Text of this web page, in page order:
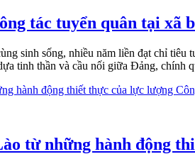
tác tuyển quân tại xã
sinh sống, nhiều năm liền đạt chỉ
tinh thần và cầu nối giữa Đảng, chính
từ những hành động